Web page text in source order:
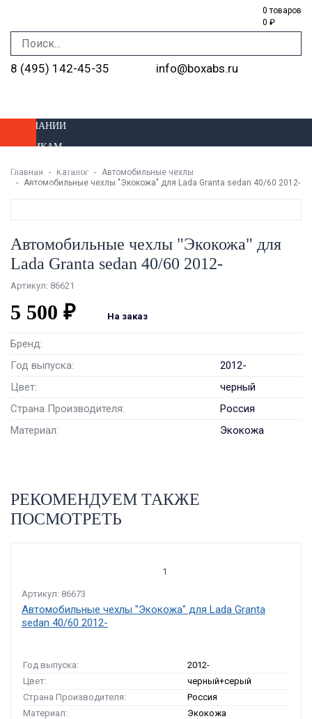
0 товаров
0 ₽
8 (495) 142-45-35 info@boxabs.ru
О КОМПАНИИ
ОПТОВИКАМ
ДОСТАВКА И ОПЛАТА
УСТАНОВКА
Главная Каталог
Автомобильные чехлы
Автомобильные чехлы "Экокожа" для Lada Granta sedan 40/60 2012-
Автомобильные чехлы "Экокожа" для
Lada Granta sedan 40/60 2012-
Артикул: 86621
5 500 ₽ На заказ
Бренд:
Год выпуска:
2012-
Цвет:
черный
Страна Производителя:
Россия
Материал:
Экокожа
РЕКОМЕНДУЕМ ТАКЖЕ
ПОСМОТРЕТЬ
1
Артикул: 86673
Автомобильные чехлы "Экокожа" для Lada Granta
sedan 40/60 2012-
Год выпуска:
2012-
Цвет:
черный+серый
Страна Производителя:
Россия
Материал:
Экокожа